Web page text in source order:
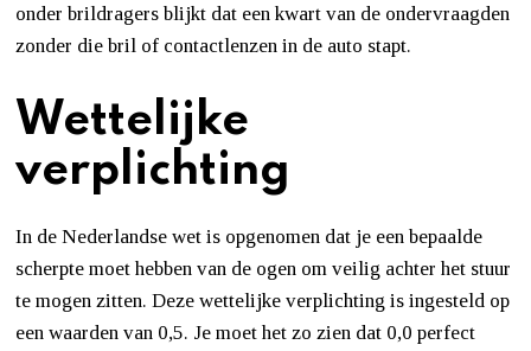
onder brildragers blijkt dat een kwart van de ondervraagden
zonder die bril of contactlenzen in de auto stapt.
Wettelijke
verplichting
In de Nederlandse wet is opgenomen dat je een bepaalde
scherpte moet hebben van de ogen om veilig achter het stuur
te mogen zitten. Deze wettelijke verplichting is ingesteld op
een waarden van 0,5. Je moet het zo zien dat 0,0 perfect